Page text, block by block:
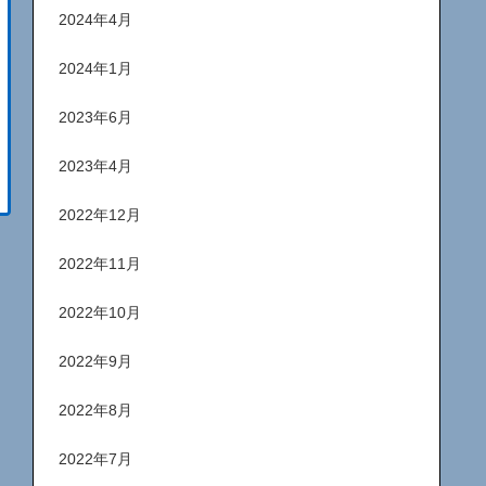
2024年4月
2024年1月
2023年6月
2023年4月
2022年12月
2022年11月
2022年10月
2022年9月
2022年8月
2022年7月